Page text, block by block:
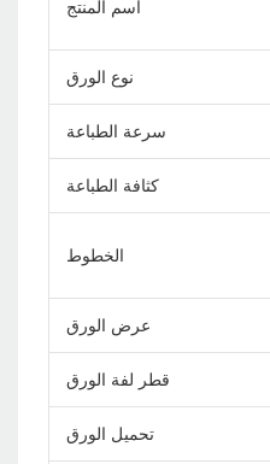
اسم المنتج
نوع الورق
سرعة الطباعة
كثافة الطباعة
الخطوط
عرض الورق
قطر لفة الورق
تحميل الورق